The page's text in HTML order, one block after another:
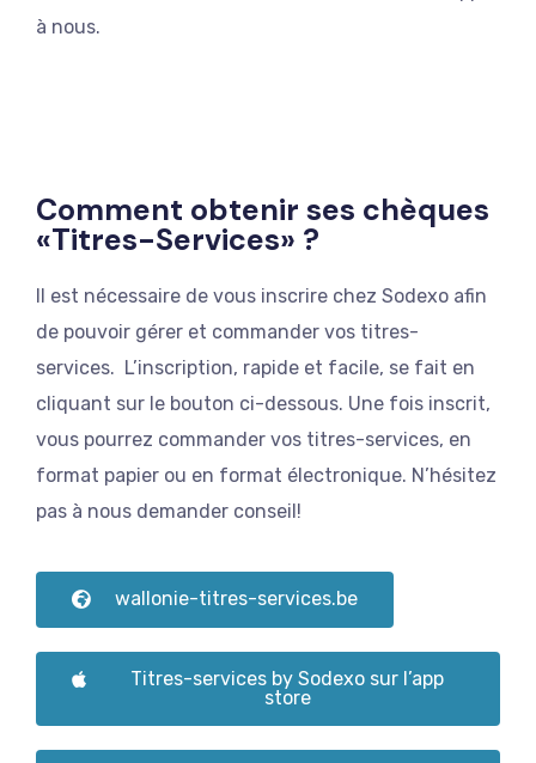
à nous.
Comment obtenir ses chèques
«Titres-Services» ?
Il est nécessaire de vous inscrire chez Sodexo afin
de pouvoir gérer et commander vos titres-
services. L’inscription, rapide et facile, se fait en
cliquant sur le bouton ci-dessous. Une fois inscrit,
vous pourrez commander vos titres-services, en
format papier ou en format électronique. N’hésitez
pas à nous demander conseil!
wallonie-titres-services.be
Titres-services by Sodexo sur l’app
store